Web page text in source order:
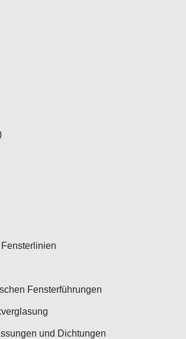
Fensterführungen
und Dichtungen